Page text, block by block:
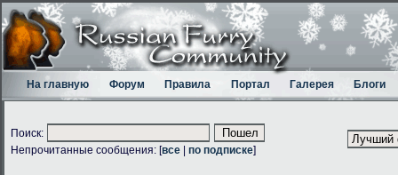
На главную Форум Правила Портал Галерея Блоги
Поиск:
Непрочитанные сообщения: [все по подписке]